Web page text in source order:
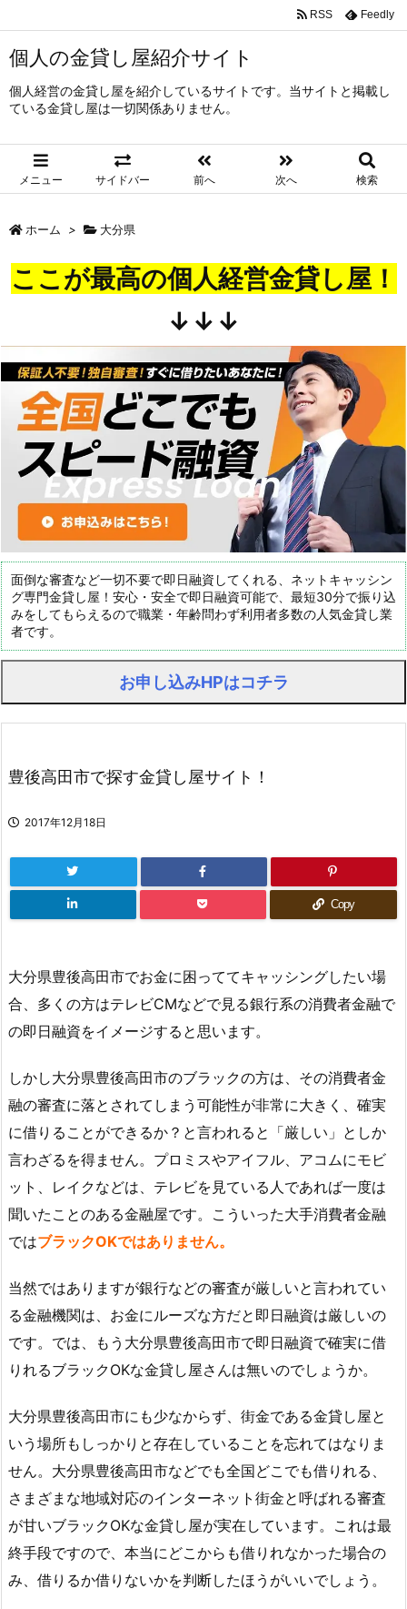
個人の金貸し屋紹介サイト
個人経営の金貸し屋を紹介しているサイトです。当サイトと掲載し
ている金貸し屋は一切関係ありません。
メニュー サイドバー 前へ 次へ 検索
RSS Feedly
ホーム > 大分県
ここが最高の個人経営金貸し屋！
↓↓↓
面倒な審査など一切不要で即日融資してくれる、ネットキャッシン
グ専門金貸し屋！安心・安全で即日融資可能で、最短30分で振り込
みをしてもらえるので職業・年齢問わず利用者多数の人気金貸し業
者です。
お申し込みHPはコチラ
豊後高田市で探す金貸し屋サイト！
2017年12月18日
Copy
大分県豊後高田市でお金に困っててキャッシングしたい場
合、多くの方はテレビCMなどで見る銀行系の消費者金融で
の即日融資をイメージすると思います。
しかし大分県豊後高田市のブラックの方は、その消費者金
融の審査に落とされてしまう可能性が非常に大きく、確実
に借りることができるか？と言われると「厳しい」としか
言わざるを得ません。プロミスやアイフル、アコムにモビ
ット、レイクなどは、テレビを見ている人であれば一度は
聞いたことのある金融屋です。こういった大手消費者金融
ではブラックOKではありません。
当然ではありますが銀行などの審査が厳しいと言われてい
る金融機関は、お金にルーズな方だと即日融資は厳しいの
です。では、もう大分県豊後高田市で即日融資で確実に借
りれるブラックOKな金貸し屋さんは無いのでしょうか。
大分県豊後高田市にも少なからず、街金である金貸し屋と
いう場所もしっかりと存在していることを忘れてはなりま
せん。大分県豊後高田市などでも全国どこでも借りれる、
さまざまな地域対応のインターネット街金と呼ばれる審査
が甘いブラックOKな金貸し屋が実在しています。これは最
終手段ですので、本当にどこからも借りれなかった場合の
み、借りるか借りないかを判断したほうがいいでしょう。